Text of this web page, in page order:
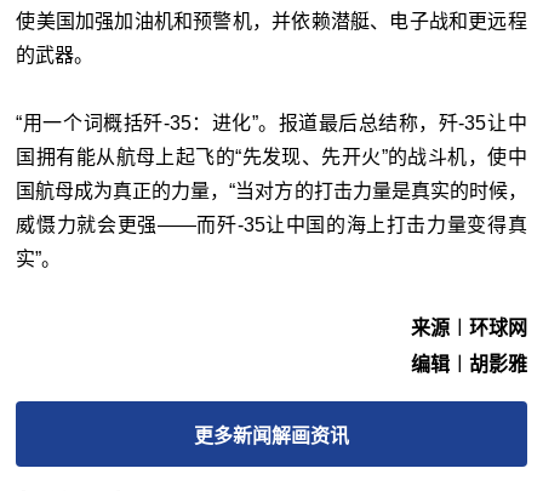
使美国加强加油机和预警机，并依赖潜艇、电子战和更远程
的武器。
“用一个词概括歼-35：进化”。报道最后总结称，歼-35让中
国拥有能从航母上起飞的“先发现、先开火”的战斗机，使中
国航母成为真正的力量，“当对方的打击力量是真实的时候，
威慑力就会更强——而歼-35让中国的海上打击力量变得真
实”。
来源︱环球网
编辑︱胡影雅
更多新闻解画资讯